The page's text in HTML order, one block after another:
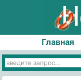
Главная